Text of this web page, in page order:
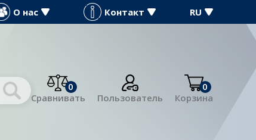
О нас Контакт RU
0
Сравнивать
Пользователь
0
Корзина